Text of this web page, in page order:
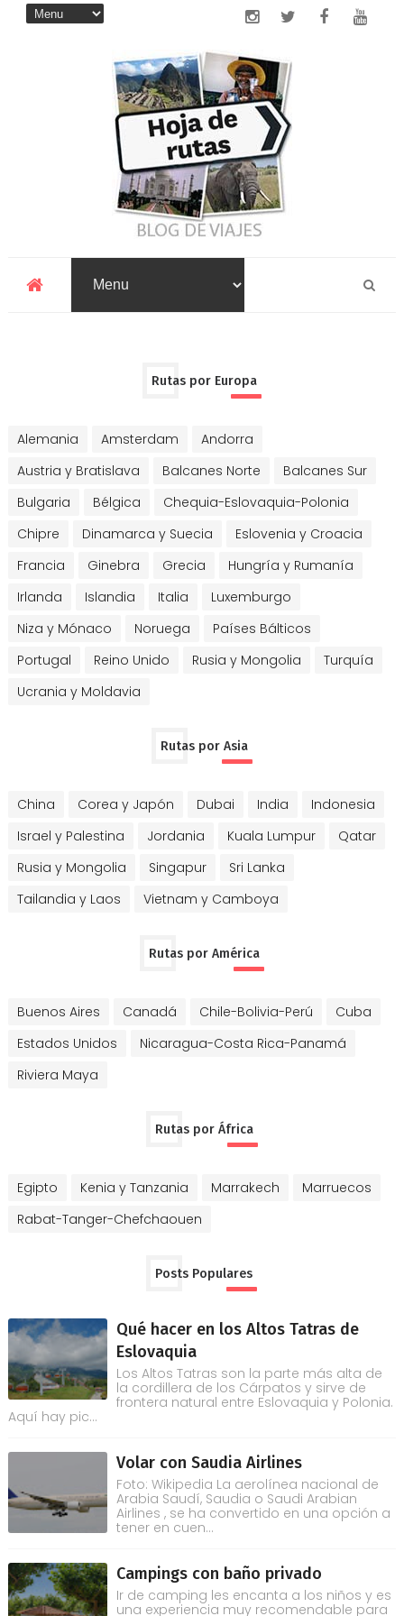
Rutas por Europa
Alemania Amsterdam
Andorra
Austria y Bratislava
Balcanes Norte
Balcanes Sur
Bulgaria
Bélgica
Chequia-Eslovaquia-Polonia
Chipre
Dinamarca y Suecia
Eslovenia y Croacia
Francia
Ginebra Grecia
Hungría y Rumanía
Irlanda
Islandia Italia
Luxemburgo
Niza y Mónaco
Noruega
Países Bálticos
Portugal
Reino Unido Rusia y Mongolia
Turquía
Ucrania y Moldavia
Rutas por Asia
China Corea y Japón Dubai India
Indonesia
Israel y Palestina
Jordania Kuala Lumpur
Qatar
Rusia y Mongolia
Singapur
Sri Lanka
Tailandia y Laos
Vietnam y Camboya
Rutas por América
Buenos Aires Canadá Chile-Bolivia-Perú
Cuba
Estados Unidos
Nicaragua-Costa Rica-Panamá
Riviera Maya
Rutas por África
Egipto Kenia y Tanzania Marrakech
Marruecos
Rabat-Tanger-Chefchaouen
Posts Populares
Qué hacer en los Altos Tatras de
Eslovaquia
Los Altos Tatras son la parte más alta de
la cordillera de los Cárpatos y sirve de
frontera natural entre Eslovaquia y Polonia.
Aquí hay pic...
Volar con Saudia Airlines
Foto: Wikipedia La aerolínea nacional de
Arabia Saudí, Saudia o Saudi Arabian
Airlines , se ha convertido en una opción a
tener en cuen...
Campings con baño privado
Ir de camping les encanta a los niños y es
una experiencia muy recomendable para